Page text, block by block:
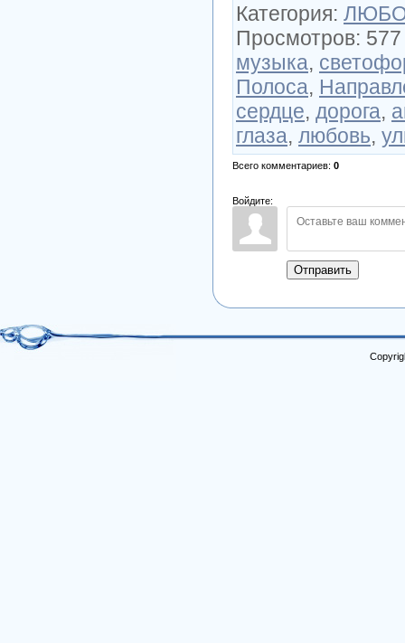
Категория:
Просмотров: 577
музыка,
Полоса,
сердце, дорога,
глаза, любовь,
Всего комментариев: 0
Войдите:
Отправить